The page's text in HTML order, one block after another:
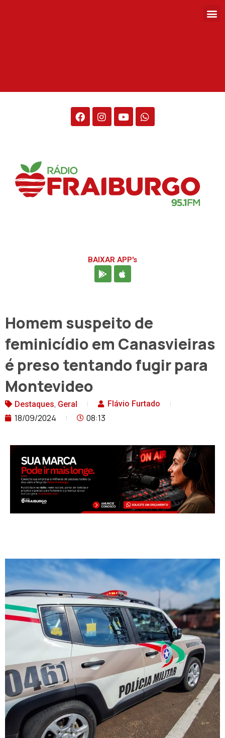
BAIXAR APP's
Homem suspeito de
feminicídio em Canasvieiras
é preso tentando fugir para
Montevideo
Destaques, Geral Flávio Furtado
18/09/2024 08:13